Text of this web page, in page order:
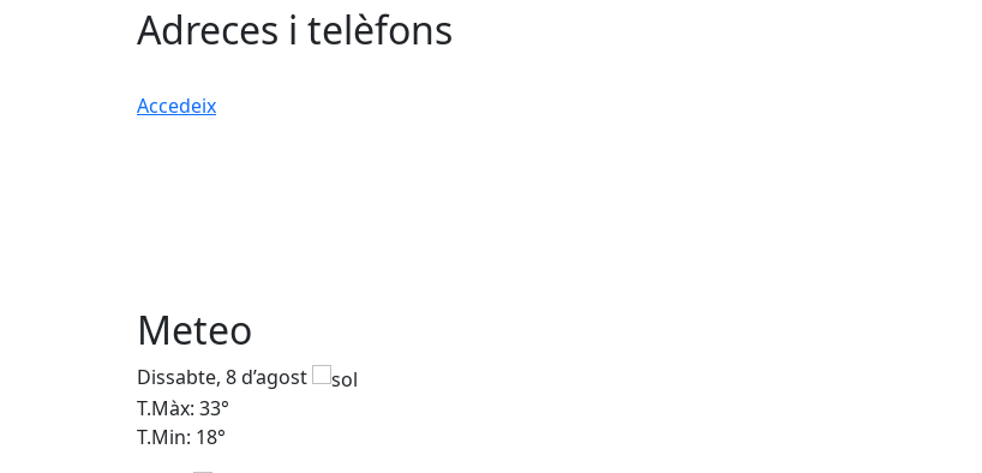
Adreces i telèfons
Accedeix
Meteo
Dissabte, 8 d’agost
T.Màx: 33°
T.Min: 18°